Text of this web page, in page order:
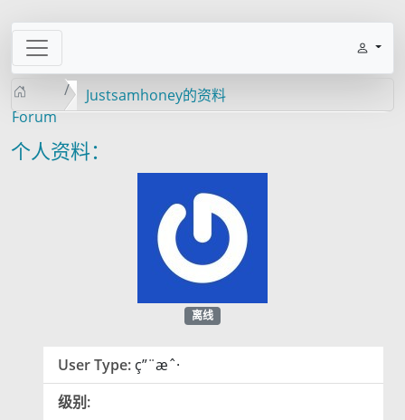
Forum
Justsamhoney的资料
个人资料：
离线
User Type: ç”¨æˆ·
级别: